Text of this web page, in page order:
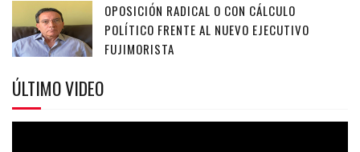
OPOSICIÓN RADICAL O CON CÁLCULO
POLÍTICO FRENTE AL NUEVO EJECUTIVO
FUJIMORISTA
ÚLTIMO VIDEO